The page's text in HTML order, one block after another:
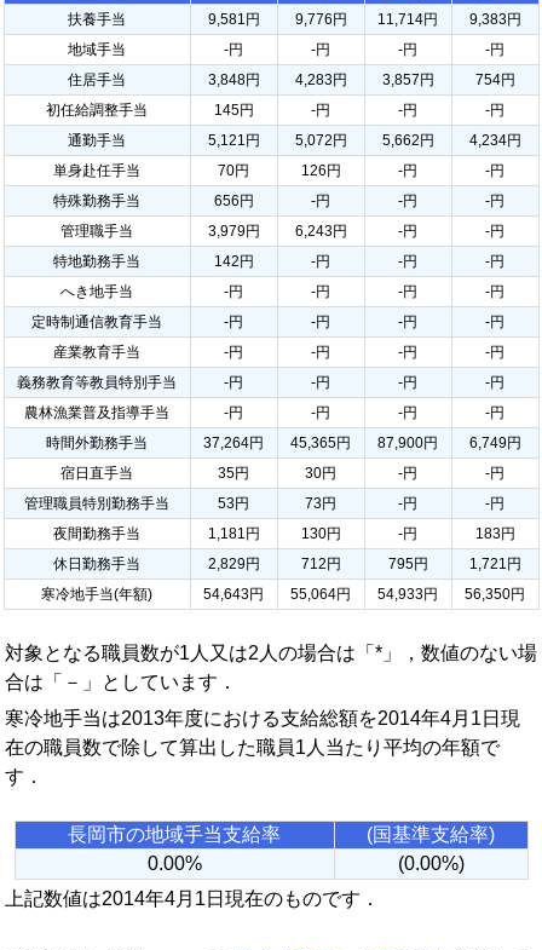
扶養手当 9,581円 9,776円 11,714円
9,383円
地域手当
-円 -円 -円
-円
住居手当
3,848円 4,283円 3,857円
754円
初任給調整手当
145円 -円 -円
-円
通勤手当
5,121円 5,072円 5,662円
4,234円
単身赴任手当
70円 126円 -円
-円
特殊勤務手当
656円 -円 -円
-円
管理職手当
3,979円 6,243円 -円
-円
特地勤務手当
142円 -円 -円
-円
へき地手当
-円 -円 -円
-円
定時制通信教育手当
-円 -円 -円
-円
産業教育手当
-円 -円 -円
-円
義務教育等教員特別手当
-円 -円 -円
-円
農林漁業普及指導手当
-円 -円 -円
-円
時間外勤務手当
37,264円 45,365円 87,900円
6,749円
宿日直手当
35円 30円 -円
-円
管理職員特別勤務手当
53円 73円 -円
-円
夜間勤務手当
1,181円 130円 -円
183円
休日勤務手当
2,829円 712円 795円
1,721円
寒冷地手当(年額)
54,643円 55,064円 54,933円 56,350円
対象となる職員数が1人又は2人の場合は「*」，数値のない場
合は「－」としています．
寒冷地手当は2013年度における支給総額を2014年4月1日現
在の職員数で除して算出した職員1人当たり平均の年額で
す．
長岡市の地域手当支給率
(国基準支給率)
0.00%
(0.00%)
上記数値は2014年4月1日現在のものです．